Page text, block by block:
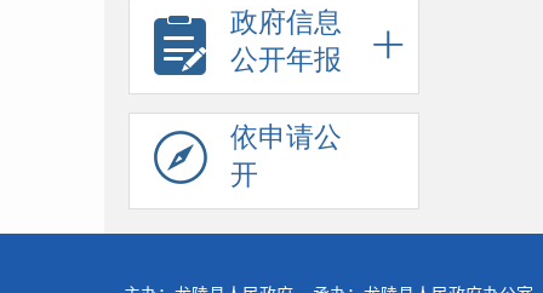
政府信息
公开年报
依申请公
开